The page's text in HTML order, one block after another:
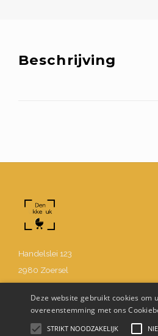
Beschrijving
Handelslei 123
2980 Zoersel
03 302 48 58
Deze website gebruikt cookies om
overeenstemming met ons
STRIKT NOODZAKELIJK